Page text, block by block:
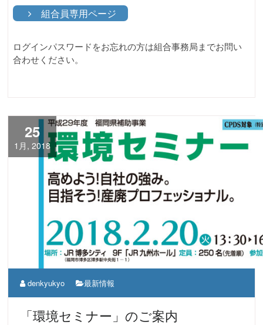
組合員専用ページ
ログインパスワードをお忘れの方は組合事務局までお問い
合わせください。
25
1月, 2018
denkyukyo 最新情報
「環境セミナー」のご案内